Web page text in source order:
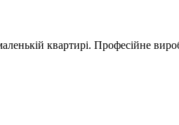
квартирі. Професійне